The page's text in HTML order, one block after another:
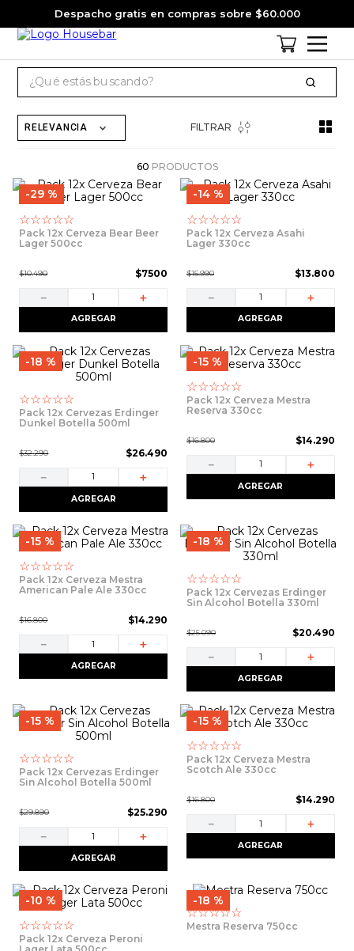
Despacho gratis en compras sobre $60.000
TÉRMINOS MÁS BUSCADOS
1.
cervezas
3.
pack
4.
gin
5.
jack daniels
6.
7.
whisky
8.
ron
9.
packs
RELEVANCIA FILTRAR
60 PRODUCTOS
29 %
☆☆☆☆☆
Pack 12x Cerveza Bear Beer
Lager 500cc
$10.490 $7500
＋
－
AGREGAR
14 %
☆☆☆☆☆
Pack 12x Cerveza Asahi
Lager 330cc
$15.990 $13.800
＋
－
AGREGAR
18 %
☆☆☆☆☆
Pack 12x Cervezas Erdinger
Dunkel Botella 500ml
$32.290 $26.490
＋
－
AGREGAR
15 %
☆☆☆☆☆
Pack 12x Cerveza Mestra
Reserva 330cc
$16.800 $14.290
＋
－
AGREGAR
15 %
☆☆☆☆☆
Pack 12x Cerveza Mestra
American Pale Ale 330cc
$16.800 $14.290
＋
－
AGREGAR
18 %
☆☆☆☆☆
Pack 12x Cervezas Erdinger
Sin Alcohol Botella 330ml
$25.090 $20.490
＋
－
AGREGAR
15 %
☆☆☆☆☆
Pack 12x Cervezas Erdinger
Sin Alcohol Botella 500ml
$29.890 $25.290
＋
－
AGREGAR
15 %
☆☆☆☆☆
Pack 12x Cerveza Mestra
Scotch Ale 330cc
$16.800 $14.290
＋
－
AGREGAR
10 %
☆☆☆☆☆
Pack 12x Cerveza Peroni
18 %
☆☆☆☆☆
Mestra Reserva 750cc